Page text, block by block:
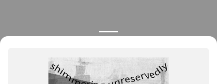
ПРОДУКЦИЯ